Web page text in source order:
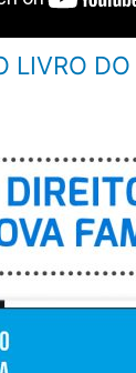
LIVRO DO